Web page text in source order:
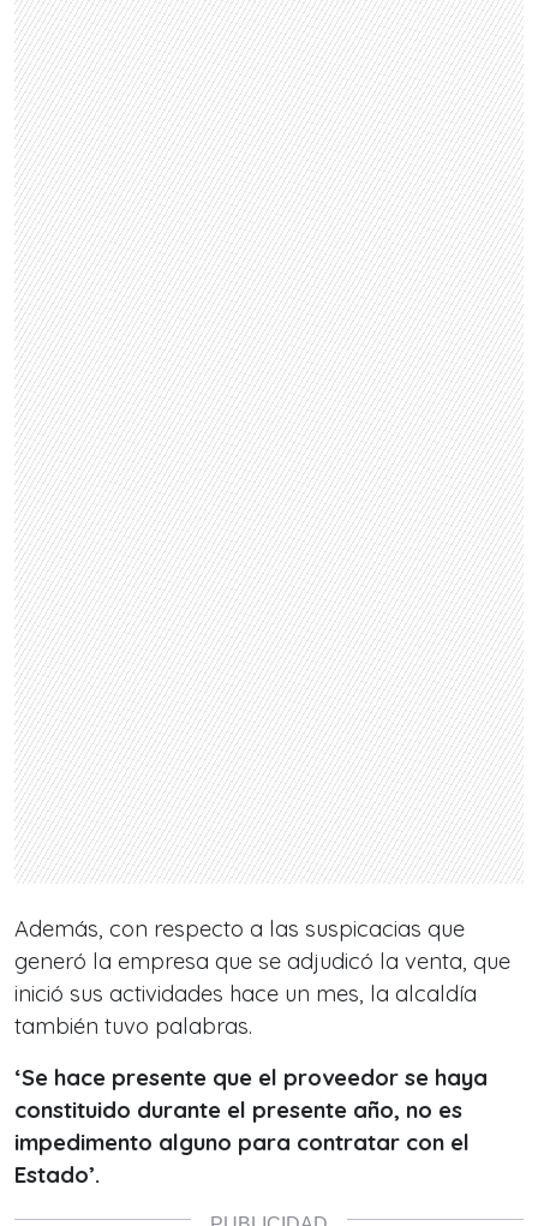
Además, con respecto a las suspicacias que
generó la empresa que se adjudicó la venta, que
inició sus actividades hace un mes, la alcaldía
también tuvo palabras.
‘Se hace presente que el proveedor se haya
constituido durante el presente año, no es
impedimento alguno para contratar con el
Estado’.